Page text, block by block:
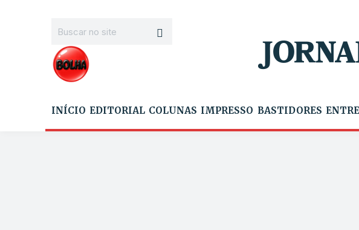
INÍCIO EDITORIAL COLUNAS IMPRESSO BASTIDORES